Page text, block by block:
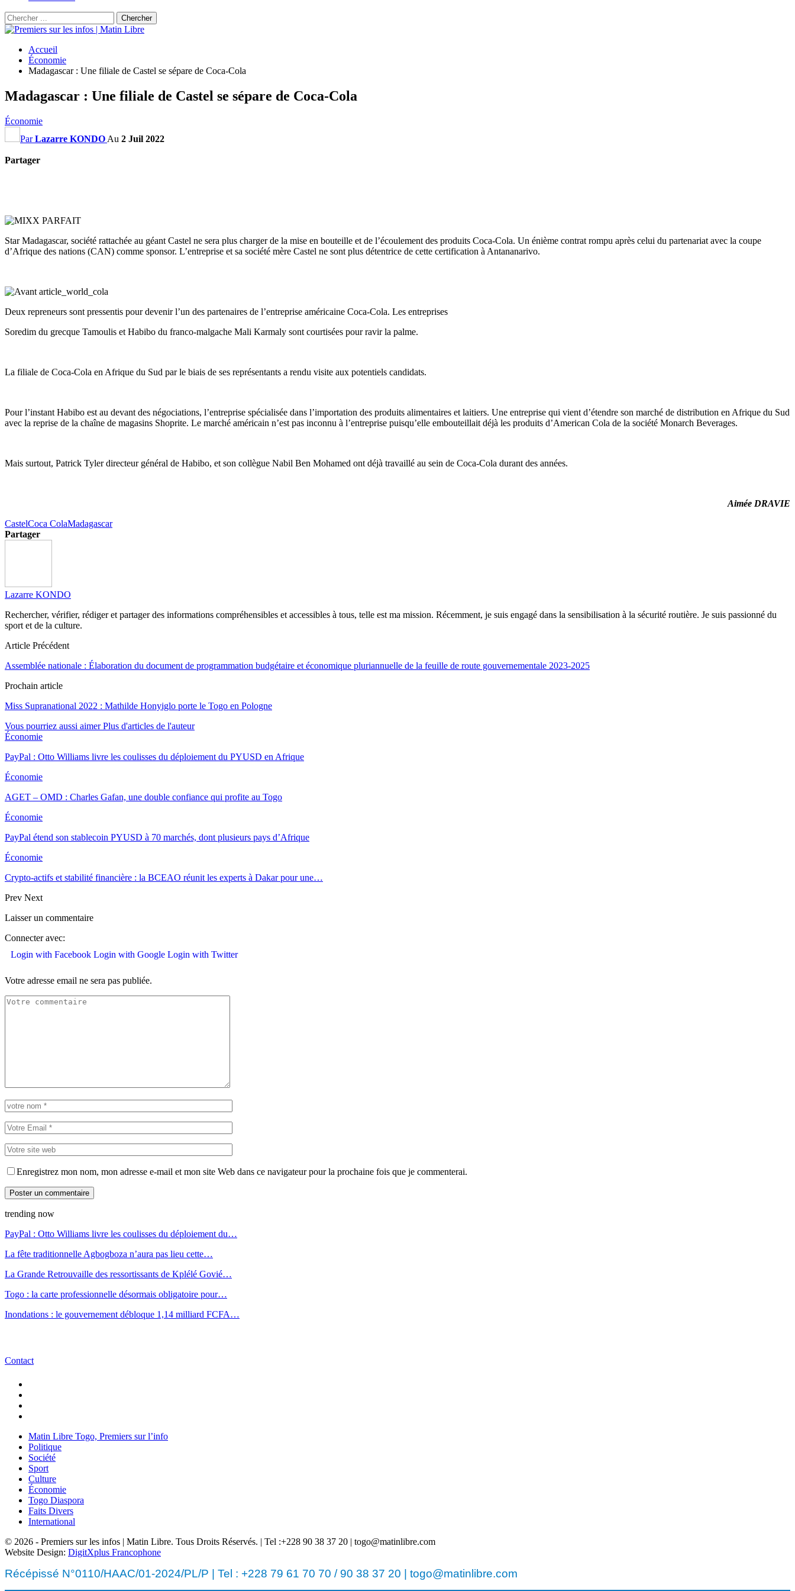
Accueil
Économie
Madagascar : Une filiale de Castel se sépare de Coca-Cola
Madagascar : Une filiale de Castel se sépare de Coca-Cola
Économie
ParLazarre KONDO Au 2 Juil 2022
Partager
Star Madagascar, société rattachée au géant Castel ne sera plus charger de la mise en bouteille et de l’écoulement des produits Coca-Cola. Un énième contrat rompu après celui du partenariat avec la coupe
d’Afrique des nations (CAN) comme sponsor. L’entreprise et sa société mère Castel ne sont plus détentrice de cette certification à Antananarivo.
Deux repreneurs sont pressentis pour devenir l’un des partenaires de l’entreprise américaine Coca-Cola. Les entreprises
Soredim du grecque Tamoulis et Habibo du franco-malgache Mali Karmaly sont courtisées pour ravir la palme.
La filiale de Coca-Cola en Afrique du Sud par le biais de ses représentants a rendu visite aux potentiels candidats.
Pour l’instant Habibo est au devant des négociations, l’entreprise spécialisée dans l’importation des produits alimentaires et laitiers. Une entreprise qui vient d’étendre son marché de distribution en Afrique du Sud
avec la reprise de la chaîne de magasins Shoprite. Le marché américain n’est pas inconnu à l’entreprise puisqu’elle embouteillait déjà les produits d’American Cola de la société Monarch Beverages.
Mais surtout, Patrick Tyler directeur général de Habibo, et son collègue Nabil Ben Mohamed ont déjà travaillé au sein de Coca-Cola durant des années.
Aimée DRAVIE
CastelCoca ColaMadagascar
Partager
Lazarre KONDO
Rechercher, vérifier, rédiger et partager des informations compréhensibles et accessibles à tous, telle est ma mission. Récemment, je suis engagé dans la sensibilisation à la sécurité routière. Je suis passionné du
sport et de la culture.
Article Précédent
Assemblée nationale : Élaboration du document de programmation budgétaire et économique pluriannuelle de la feuille de route gouvernementale 2023-2025
Prochain article
Miss Supranational 2022 : Mathilde Honyiglo porte le Togo en Pologne
Vous pourriez aussi aimer Plus d'articles de l'auteur
Économie
PayPal : Otto Williams livre les coulisses du déploiement du PYUSD en Afrique
Économie
AGET – OMD : Charles Gafan, une double confiance qui profite au Togo
Économie
PayPal étend son stablecoin PYUSD à 70 marchés, dont plusieurs pays d’Afrique
Économie
Crypto-actifs et stabilité financière : la BCEAO réunit les experts à Dakar pour une…
Prev Next
Laisser un commentaire
Connecter avec:
Login with Facebook Login with Google Login with Twitter
Votre adresse email ne sera pas publiée.
Enregistrez mon nom, mon adresse e-mail et mon site Web dans ce navigateur pour la prochaine fois que je commenterai.
trending now
PayPal : Otto Williams livre les coulisses du déploiement du…
La fête traditionnelle Agbogboza n’aura pas lieu cette…
La Grande Retrouvaille des ressortissants de Kplélé Govié…
Togo : la carte professionnelle désormais obligatoire pour…
Inondations : le gouvernement débloque 1,14 milliard FCFA…
Contact
Matin Libre Togo, Premiers sur l’info
Politique
Société
Sport
Culture
Économie
Togo Diaspora
Faits Divers
International
© 2026 - Premiers sur les infos | Matin Libre. Tous Droits Réservés. | Tel :+228 90 38 37 20 | togo@matinlibre.com
Website Design: DigitXplus Francophone
Récépissé N°0110/HAAC/01-2024/PL/P | Tel : +228 79 61 70 70 / 90 38 37 20 | togo@matinlibre.com